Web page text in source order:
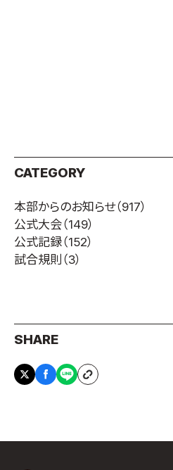
CATEGORY
本部からのお知らせ（917）
公式大会（149）
公式記録（152）
試合規則 （3）
SHARE